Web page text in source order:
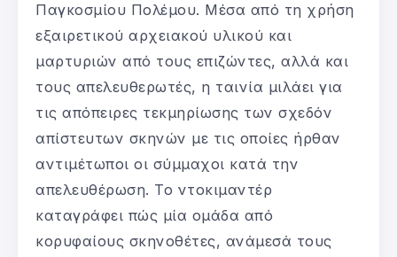
Παγκοσμίου Πολέμου. Μέσα από τη χρήση
εξαιρετικού αρχειακού υλικού και
μαρτυριών από τους επιζώντες, αλλά και
τους απελευθερωτές, η ταινία μιλάει για
τις απόπειρες τεκμηρίωσης των σχεδόν
απίστευτων σκηνών με τις οποίες ήρθαν
αντιμέτωποι οι σύμμαχοι κατά την
απελευθέρωση. Το ντοκιμαντέρ
καταγράφει πώς μία ομάδα από
κορυφαίους σκηνοθέτες, ανάμεσά τους